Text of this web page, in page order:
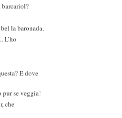
barcariol?
la baronada,
L’ho
E dove
pur se veggia!
che